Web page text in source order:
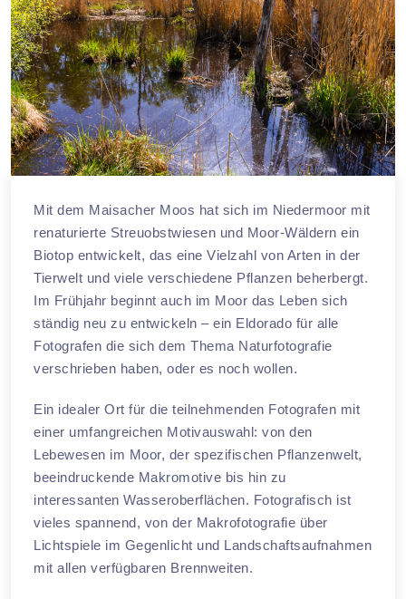
Mit dem Maisacher Moos hat sich im Niedermoor mit
renaturierte Streuobstwiesen und Moor-Wäldern ein
Biotop entwickelt, das eine Vielzahl von Arten in der
Tierwelt und viele verschiedene Pflanzen beherbergt.
Im Frühjahr beginnt auch im Moor das Leben sich
ständig neu zu entwickeln – ein Eldorado für alle
Fotografen die sich dem Thema Naturfotografie
verschrieben haben, oder es noch wollen.
Ein idealer Ort für die teilnehmenden Fotografen mit
einer umfangreichen Motivauswahl: von den
Lebewesen im Moor, der spezifischen Pflanzenwelt,
beeindruckende Makromotive bis hin zu
interessanten Wasseroberflächen. Fotografisch ist
vieles spannend, von der Makrofotografie über
Lichtspiele im Gegenlicht und Landschaftsaufnahmen
mit allen verfügbaren Brennweiten.